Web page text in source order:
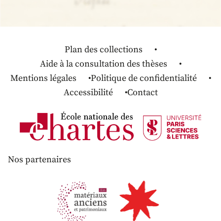
Plan des collections
Aide à la consultation des thèses
Mentions légales
Politique de confidentialité
Accessibilité
Contact
Nos partenaires